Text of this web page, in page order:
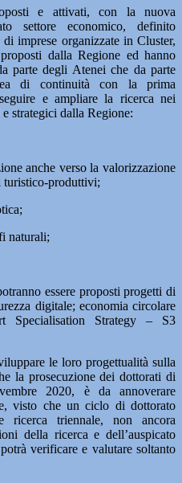
e attivati, con la nuova
settore economico, definito
imprese organizzate in Cluster,
dalla Regione ed hanno
parte degli Atenei che da parte
di continuità con la prima
e ampliare la ricerca nei
strategici dalla Regione:
anche verso la valorizzazione
turistico-produttivi;
naturali;
essere proposti progetti di
digitale; economia circolare
Specialisation Strategy – S3
le loro progettualità sulla
la prosecuzione dei dottorati di
2020, è da annoverare
visto che un ciclo di dottorato
ricerca triennale, non ancora
della ricerca e dell’auspicato
verificare e valutare soltanto